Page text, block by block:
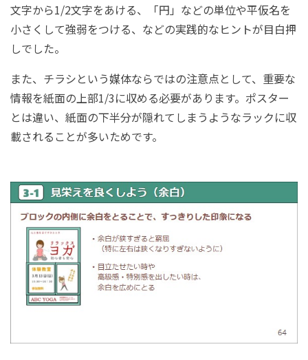
文字から1/2文字をあける、「円」などの単位や平仮名を
小さくして強弱をつける、などの実践的なヒントが目白押
しでした。
また、チラシという媒体ならではの注意点として、重要な
情報を紙面の上部1/3に収める必要があります。ポスター
とは違い、紙面の下半分が隠れてしまうようなラックに収
載されることが多いためです。